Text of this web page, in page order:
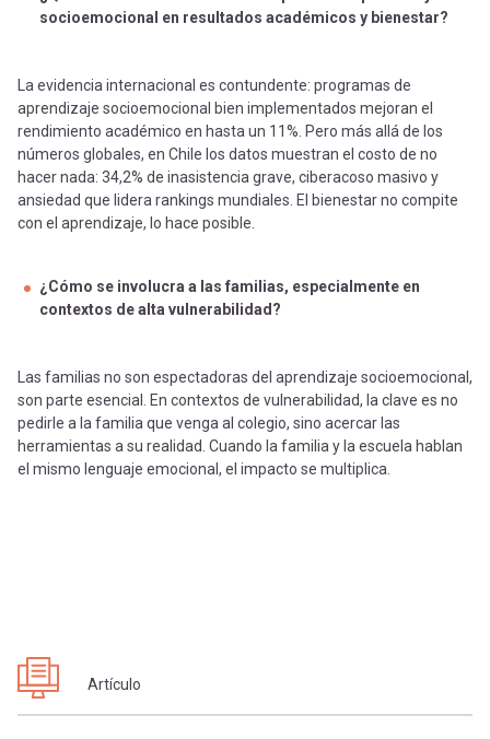
socioemocional en resultados académicos y bienestar?
La evidencia internacional es contundente: programas de
aprendizaje socioemocional bien implementados mejoran el
rendimiento académico en hasta un 11%. Pero más allá de los
números globales, en Chile los datos muestran el costo de no
hacer nada: 34,2% de inasistencia grave, ciberacoso masivo y
ansiedad que lidera rankings mundiales. El bienestar no compite
con el aprendizaje, lo hace posible.
¿Cómo se involucra a las familias, especialmente en
contextos de alta vulnerabilidad?
Las familias no son espectadoras del aprendizaje socioemocional,
son parte esencial. En contextos de vulnerabilidad, la clave es no
pedirle a la familia que venga al colegio, sino acercar las
herramientas a su realidad. Cuando la familia y la escuela hablan
el mismo lenguaje emocional, el impacto se multiplica.
Artículo